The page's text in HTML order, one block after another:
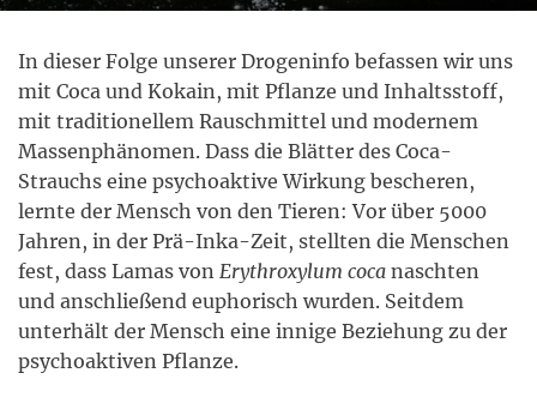
In dieser Folge unserer Drogeninfo befassen wir uns
mit Coca und Kokain, mit Pflanze und Inhaltsstoff,
mit traditionellem Rauschmittel und modernem
Massenphänomen. Dass die Blätter des Coca-
Strauchs eine psychoaktive Wirkung bescheren,
lernte der Mensch von den Tieren: Vor über 5000
Jahren, in der Prä-Inka-Zeit, stellten die Menschen
fest, dass Lamas von Erythroxylum coca naschten
und anschließend euphorisch wurden. Seitdem
unterhält der Mensch eine innige Beziehung zu der
psychoaktiven Pflanze.